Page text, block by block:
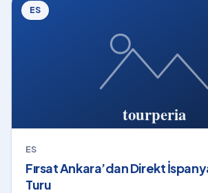
ES
ES
Fırsat Ankara’dan Direkt
Turu